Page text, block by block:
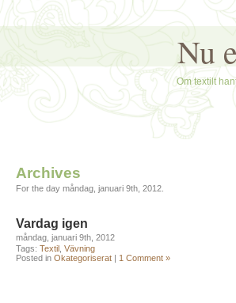
Nu
Om textilt
Archives
For the day måndag, januari 9th, 2012.
Vardag igen
måndag, januari 9th, 2012
Tags: Textil Vävning
Posted in Okategoriserat | 1 Comment »